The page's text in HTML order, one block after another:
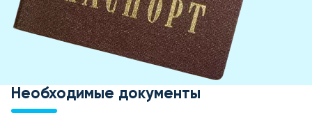
Необходимые документы